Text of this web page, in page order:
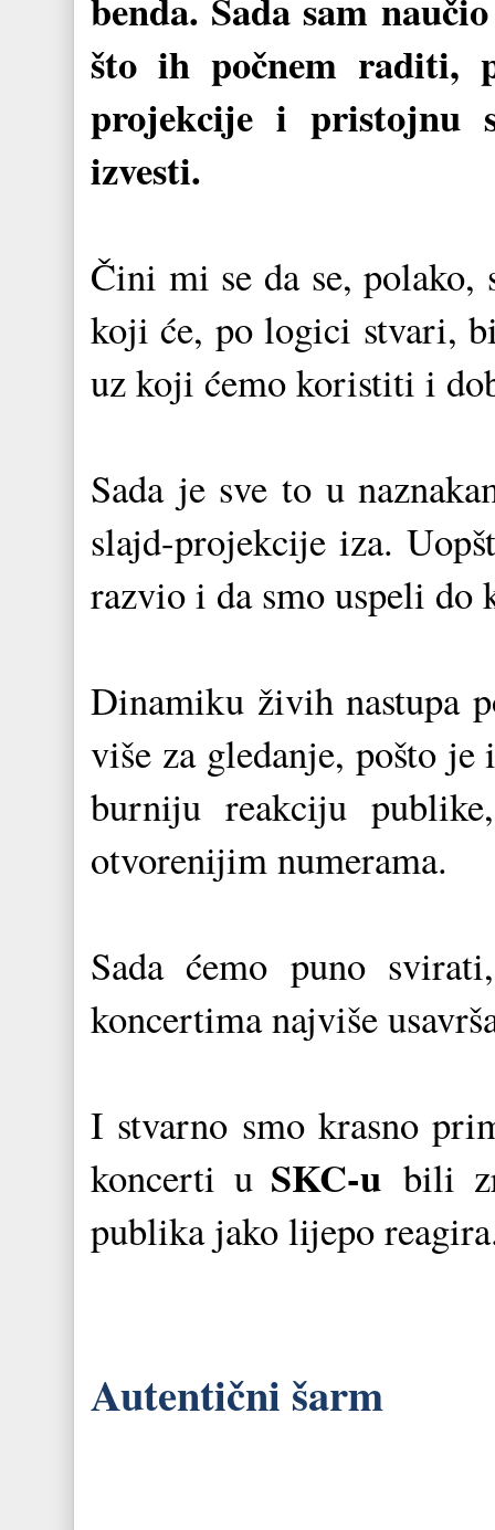
što ih počnem raditi,
projekcije i pristojnu
izvesti.
Čini mi se da se, polako,
koji će, po logici stvari,
uz koji ćemo koristiti i
Sada je sve to u
slajd-projekcije iza.
razvio i da smo uspeli
Dinamiku živih nastupa
više za gledanje, pošto
burniju reakciju
otvorenijim numerama.
Sada ćemo puno
koncertima najviše
I stvarno smo krasno
koncerti u SKC-u bili
publika jako lijepo
Autentični šarm